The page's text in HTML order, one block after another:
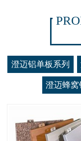
澄迈铝单板系列